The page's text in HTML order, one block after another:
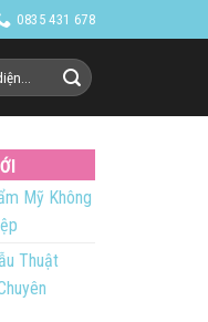
0835 431 678
Mỹ Không
Thuật